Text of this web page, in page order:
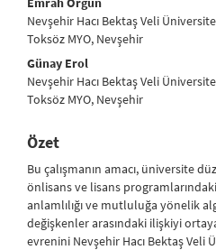
Nevşehir Hacı Bektaş Veli
Toksöz MYO, Nevşehir
Günay Erol
Nevşehir Hacı Bektaş Veli
Toksöz MYO, Nevşehir
Özet
Bu çalışmanın amacı, üniversite
önlisans ve lisans
anlamlılığı ve mutluluğa yönelik
değişkenler arasındaki ilişkiyi
evrenini Nevşehir Hacı Bektaş Veli